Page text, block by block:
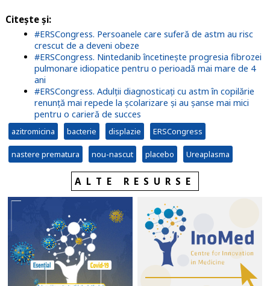
Citește și:
#ERSCongress. Persoanele care suferă de astm au risc
crescut de a deveni obeze
#ERSCongress. Nintedanib încetinește progresia fibrozei
pulmonare idiopatice pentru o perioadă mai mare de 4
ani
#ERSCongress. Adulții diagnosticați cu astm în copilărie
renunță mai repede la școlarizare și au șanse mai mici
pentru o carieră de succes
azitromicina bacterie displazie ERSCongress
nastere prematura nou-nascut placebo Ureaplasma
ALTE RESURSE